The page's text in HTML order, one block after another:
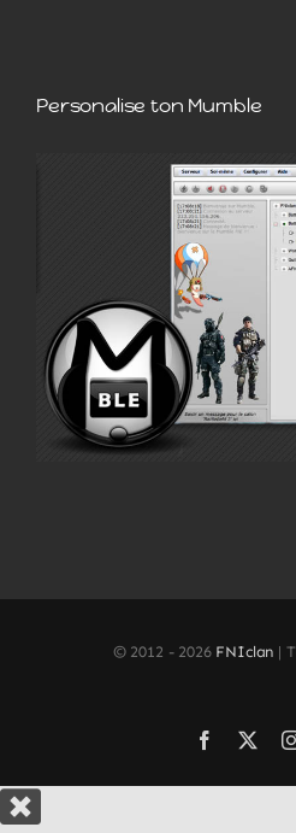
Personalise ton Mumble
© 2012 - 2026 FNIclan |
Facebook